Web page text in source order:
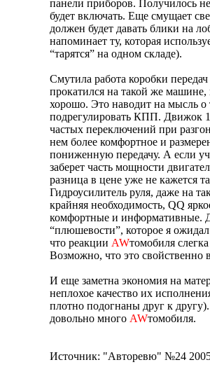
панели приборов. Получилось
будет включать. Еще смущает
должен будет давать блики на
напоминает ту, которая
“тарятся” на одном складе).
Смутила работа коробки
прокатился на такой же машине,
хорошо. Это наводит на мысль
подрегулировать КПП. Движок
частых переключений при
нем более комфортное и
пониженную передачу. А если
заберет часть мощности
разница в цене уже не кажется
Гидроусилитель руля, даже на
крайняя необходимость, QQ
комфортные и информативные.
“плюшевости”, которое я
что реакции AWтомобиля
Возможно, что это
И еще заметна экономия на
неплохое качество их
плотно подогнаны друг к
довольно много AWтомобиля.
Источник: "Авторевю" №24